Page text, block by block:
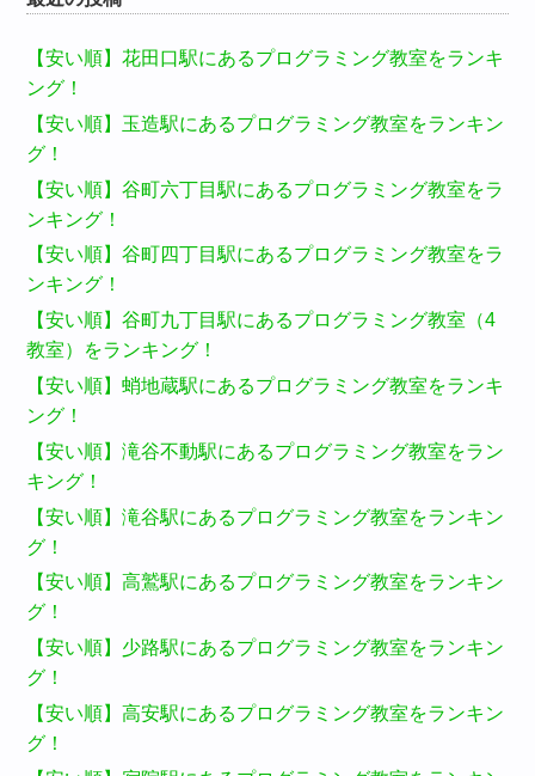
【安い順】花田口駅にあるプログラミング教室をランキ
ング！
【安い順】玉造駅にあるプログラミング教室をランキン
グ！
【安い順】谷町六丁目駅にあるプログラミング教室をラ
ンキング！
【安い順】谷町四丁目駅にあるプログラミング教室をラ
ンキング！
【安い順】谷町九丁目駅にあるプログラミング教室（4
教室）をランキング！
【安い順】蛸地蔵駅にあるプログラミング教室をランキ
ング！
【安い順】滝谷不動駅にあるプログラミング教室をラン
キング！
【安い順】滝谷駅にあるプログラミング教室をランキン
グ！
【安い順】高鷲駅にあるプログラミング教室をランキン
グ！
【安い順】少路駅にあるプログラミング教室をランキン
グ！
【安い順】高安駅にあるプログラミング教室をランキン
グ！